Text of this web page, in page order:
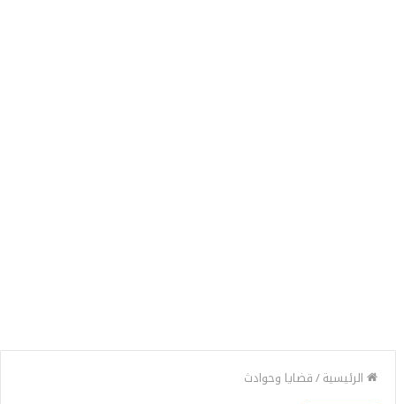
الرئيسية/قضايا وحوادث